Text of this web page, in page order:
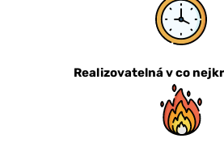
Realizovatelná v co